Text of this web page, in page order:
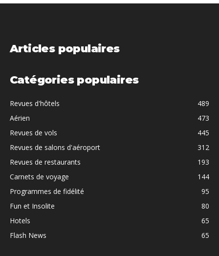
Articles populaires
Catégories populaires
Revues d'hôtels
489
Aérien
473
Revues de vols
445
Revues de salons d'aéroport
312
Revues de restaurants
193
Carnets de voyage
144
Programmes de fidélité
95
Fun et Insolite
80
Hotels
65
Flash News
65